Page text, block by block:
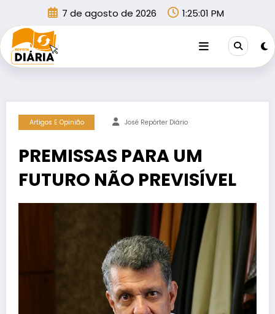
conteúdo
7 de agosto de 2026 1:25:02 PM
Artigos E Opinião José Repórter Diário
PREMISSAS PARA UM
FUTURO NÃO PREVISÍVEL